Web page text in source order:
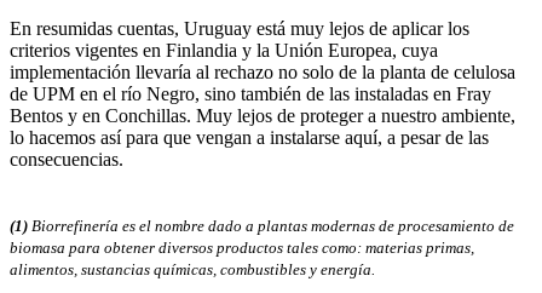
En resumidas cuentas, Uruguay está muy lejos de aplicar los
criterios vigentes en Finlandia y la Unión Europea, cuya
implementación llevaría al rechazo no solo de la planta de celulosa
de UPM en el río Negro, sino también de las instaladas en Fray
Bentos y en Conchillas. Muy lejos de proteger a nuestro ambiente,
lo hacemos así para que vengan a instalarse aquí, a pesar de las
consecuencias.
(1) Biorrefinería es el nombre dado a plantas modernas de procesamiento de
biomasa para obtener diversos productos tales como: materias primas,
alimentos, sustancias químicas, combustibles y energía.